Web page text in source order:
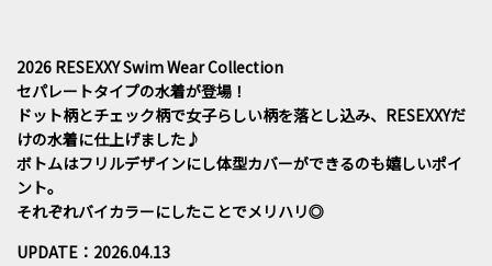
2026 RESEXXY Swim Wear Collection
セパレートタイプの水着が登場！
ドット柄とチェック柄で女子らしい柄を落とし込み、RESEXXYだ
けの水着に仕上げました♪
ボトムはフリルデザインにし体型カバーができるのも嬉しいポイ
ント。
それぞれバイカラーにしたことでメリハリ◎
UPDATE：2026.04.13